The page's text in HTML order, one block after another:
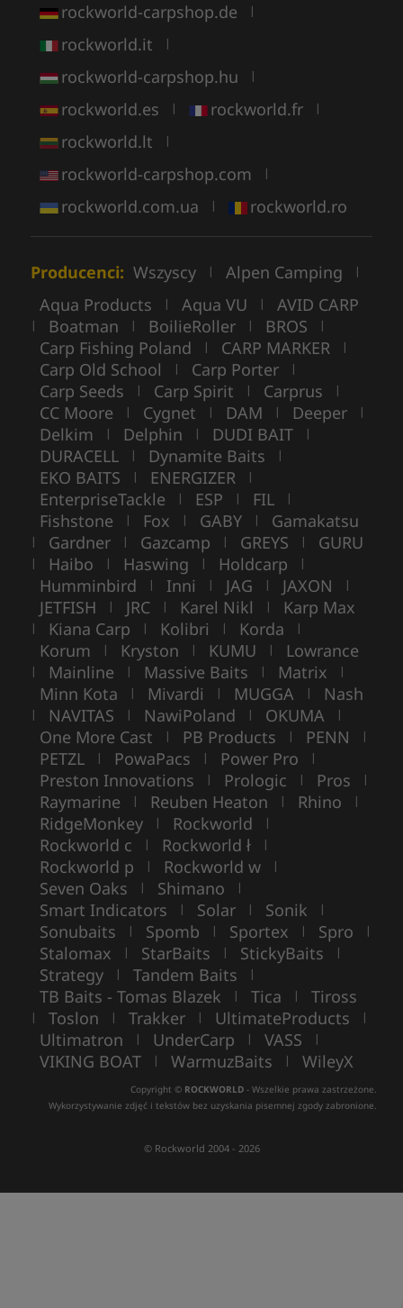
rockworld-carpshop.de |
rockworld.it |
rockworld-carpshop.hu |
rockworld.es | rockworld.fr |
rockworld.lt |
rockworld-carpshop.com |
rockworld.com.ua | rockworld.ro
Producenci: Wszyscy | Alpen Camping |
Aqua Products | Aqua VU | AVID CARP
| Boatman | BoilieRoller | BROS |
Carp Fishing Poland | CARP MARKER |
Carp Old School | Carp Porter |
Carp Seeds | Carp Spirit | Carprus |
CC Moore | Cygnet | DAM | Deeper |
Delkim | Delphin | DUDI BAIT |
DURACELL | Dynamite Baits |
EKO BAITS | ENERGIZER |
EnterpriseTackle | ESP | FIL |
Fishstone | Fox | GABY | Gamakatsu
| Gardner | Gazcamp | GREYS | GURU
| Haibo | Haswing | Holdcarp |
Humminbird | Inni | JAG | JAXON |
JETFISH | JRC | Karel Nikl | Karp Max
| Kiana Carp | Kolibri | Korda |
Korum | Kryston | KUMU | Lowrance
| Mainline | Massive Baits | Matrix |
Minn Kota | Mivardi | MUGGA | Nash
| NAVITAS | NawiPoland | OKUMA |
One More Cast | PB Products | PENN |
PETZL | PowaPacs | Power Pro |
Preston Innovations | Prologic | Pros |
Raymarine | Reuben Heaton | Rhino |
RidgeMonkey | Rockworld |
Rockworld c | Rockworld ł |
Rockworld p | Rockworld w |
Seven Oaks | Shimano |
Smart Indicators | Solar | Sonik |
Sonubaits | Spomb | Sportex | Spro |
Stalomax | StarBaits | StickyBaits |
Strategy | Tandem Baits |
TB Baits - Tomas Blazek | Tica | Tiross
| Toslon | Trakker | UltimateProducts |
Ultimatron | UnderCarp | VASS |
VIKING BOAT | WarmuzBaits | WileyX
Copyright © ROCKWORLD - Wszelkie prawa zastrzeżone.
Wykorzystywanie zdjęć i tekstów bez uzyskania pisemnej zgody zabronione.
© Rockworld 2004 - 2026